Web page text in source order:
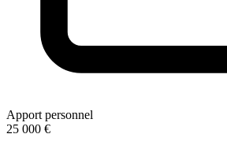
Apport personnel
25 000 €